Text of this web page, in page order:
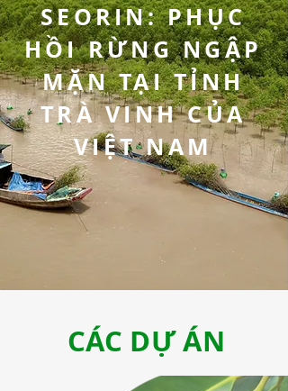
SEORIN: PHỤC
HỒI RỪNG NGẬP
MẶN TẠI TỈNH
TRÀ VINH CỦA
VIỆT NAM
CÁC DỰ ÁN